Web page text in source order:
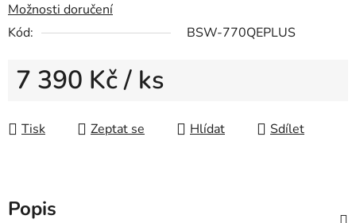
Možnosti doručení
Kód:
BSW-770QEPLUS
7 390 Kč/ ks
Tisk
Zeptat se Hlídat Sdílet
Popis